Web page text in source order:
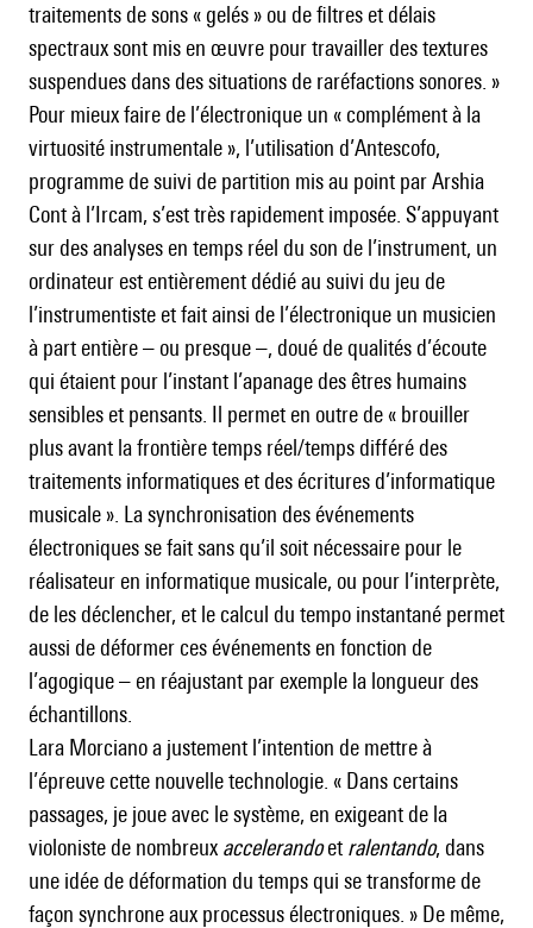
traitements de sons « gelés » ou de filtres et délais
spectraux sont mis en œuvre pour travailler des textures
suspendues dans des situations de raréfactions sonores. »
Pour mieux faire de l’électronique un « complément à la
virtuosité instrumentale », l’utilisation d’Antescofo,
programme de suivi de partition mis au point par Arshia
Cont à l’Ircam, s’est très rapidement imposée. S’appuyant
sur des analyses en temps réel du son de l’instrument, un
ordinateur est entièrement dédié au suivi du jeu de
l’instrumentiste et fait ainsi de l’électronique un musicien
à part entière – ou presque –, doué de qualités d’écoute
qui étaient pour l’instant l’apanage des êtres humains
sensibles et pensants. Il permet en outre de « brouiller
plus avant la frontière temps réel/temps différé des
traitements informatiques et des écritures d’informatique
musicale ». La synchronisation des événements
électroniques se fait sans qu’il soit nécessaire pour le
réalisateur en informatique musicale, ou pour l’interprète,
de les déclencher, et le calcul du tempo instantané permet
aussi de déformer ces événements en fonction de
l’agogique – en réajustant par exemple la longueur des
échantillons.
Lara Morciano a justement l’intention de mettre à
l’épreuve cette nouvelle technologie. « Dans certains
passages, je joue avec le système, en exigeant de la
violoniste de nombreux accelerandoet ralentando, dans
une idée de déformation du temps qui se transforme de
façon synchrone aux processus électroniques. » De même,